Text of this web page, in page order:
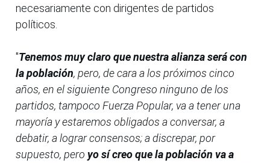
necesariamente con dirigentes de partidos
políticos.
"Tenemos muy claro que nuestra alianza será con
la población, pero, de cara a los próximos cinco
años, en el siguiente Congreso ninguno de los
partidos, tampoco Fuerza Popular, va a tener una
mayoría y estaremos obligados a conversar, a
debatir, a lograr consensos; a discrepar, por
supuesto, pero yo sí creo que la población va a